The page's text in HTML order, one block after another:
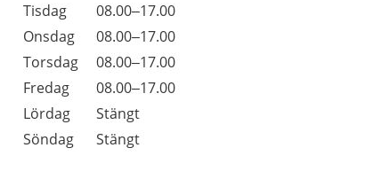
Tisdag
08.00–17.00
Onsdag
08.00–17.00
Torsdag
08.00–17.00
Fredag
08.00–17.00
Lördag
Stängt
Söndag
Stängt